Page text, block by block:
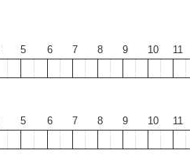
5 6 7 8 9 10 11
5 6 7 8 9 10 11